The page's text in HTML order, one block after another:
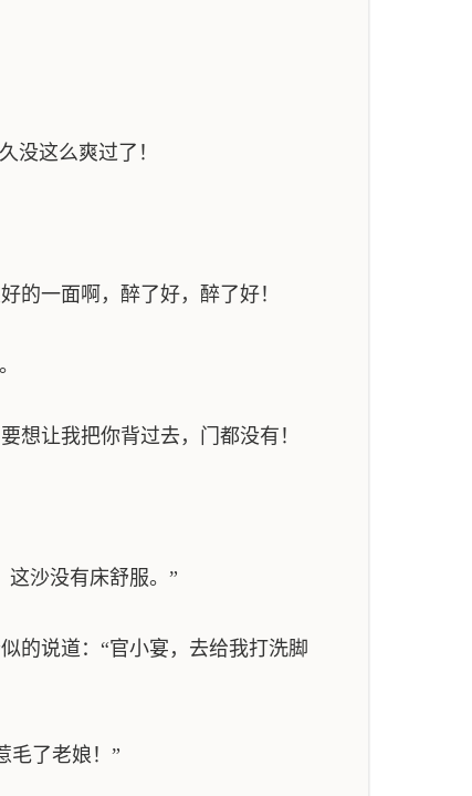
没这么爽过了！
的一面啊，醉了好，醉了好！
让我把你背过去，门都没有！
沙没有床舒服。”
的说道：“官小宴，去给我打洗脚
毛了老娘！”